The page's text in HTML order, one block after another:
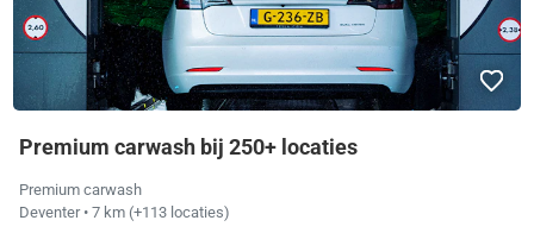
Premium carwash bij 250+ locaties
Premium carwash
Deventer • 7 km (+113 locaties)